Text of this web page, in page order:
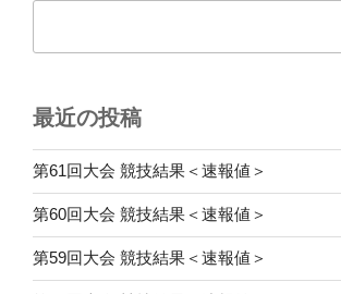
最近の投稿
第61回大会 競技結果＜速報値＞
第60回大会 競技結果＜速報値＞
第59回大会 競技結果＜速報値＞